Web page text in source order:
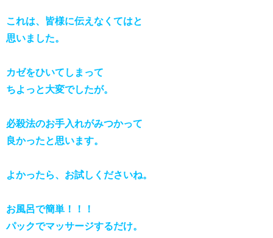
これは、皆様に伝えなくてはと
思いました。
カゼをひいてしまって
ちよっと大変でしたが。
必殺法のお手入れがみつかって
良かったと思います。
よかったら、お試しくださいね。
お風呂で簡単！！！
パックでマッサージするだけ。